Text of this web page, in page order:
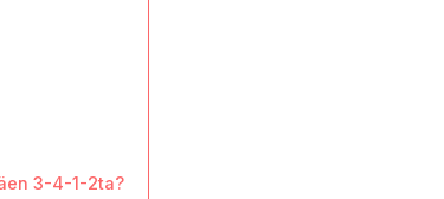
3-4-1-2ta?